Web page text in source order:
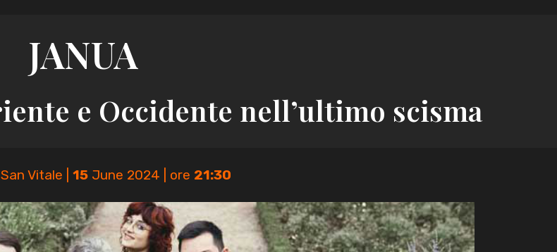
JANUA
e Occidente nell’ultimo scisma
Vitale | 15June 2024 | ore 21:30